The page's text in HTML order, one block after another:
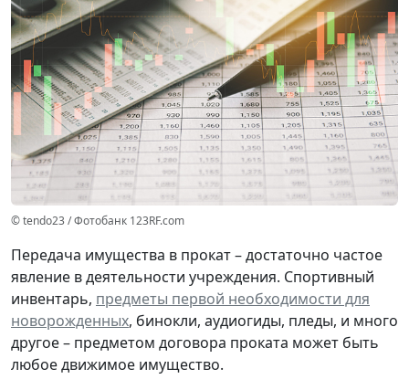
© tendo23 / Фотобанк 123RF.com
Передача имущества в прокат – достаточно частое
явление в деятельности учреждения. Спортивный
инвентарь, предметы первой необходимости для
новорожденных, бинокли, аудиогиды, пледы, и много
другое – предметом договора проката может быть
любое движимое имущество.